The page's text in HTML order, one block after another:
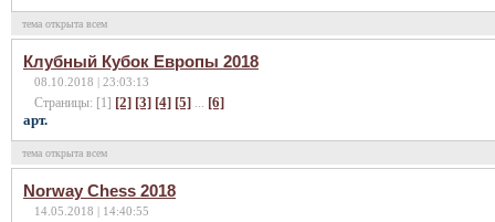
тема открыта всем
Клубный Кубок Европы 2018
08.10.2018 | 23:03:13
Страницы: [1] [2] [3] [4] [5] ... [6]
арт.
тема открыта всем
Norway Chess 2018
14.05.2018 | 14:40:55